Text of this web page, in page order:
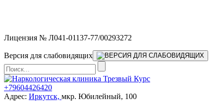
Лицензия № Л041-01137-77/00293272
Версия для слабовидящих
+79604426420
Адрес: Иркутск, мкр. Юбилейный, 100